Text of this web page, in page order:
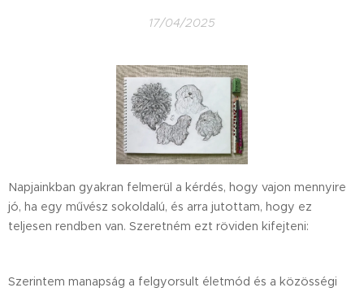
17/04/2025
Napjainkban gyakran felmerül a kérdés, hogy vajon mennyire
jó, ha egy művész sokoldalú, és arra jutottam, hogy ez
teljesen rendben van. Szeretném ezt röviden kifejteni:
Szerintem manapság a felgyorsult életmód és a közösségi